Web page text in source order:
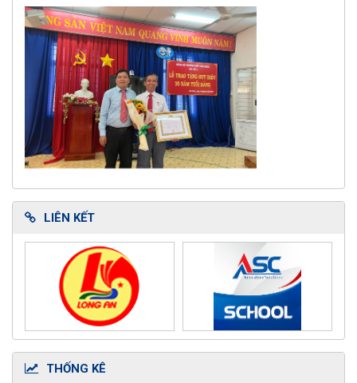
LIÊN KẾT
THỐNG KÊ